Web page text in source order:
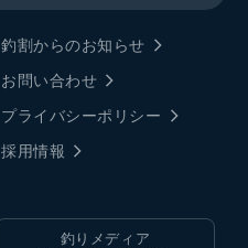
釣割からのお知らせ
お問い合わせ
プライバシーポリシー
採用情報
釣りメディア